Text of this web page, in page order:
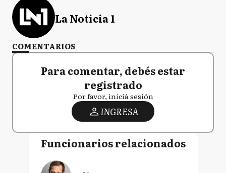
La Noticia 1
COMENTARIOS
Para comentar, debés estar
registrado
Por favor, iniciá sesión
INGRESA
Funcionarios relacionados